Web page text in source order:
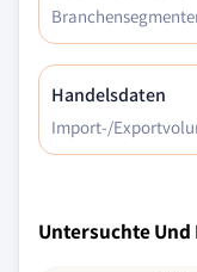
Handelsdaten
Import-/
Untersuchte